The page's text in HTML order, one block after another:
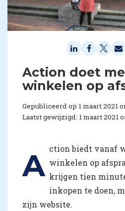
Action doet
winkelen op
Gepubliceerd op 1 maart 2021
Laatst gewijzigd: 1 maart 2021
A ction biedt vanaf
winkelen op
krijgen tien
inkopen te doen,
zijn website.